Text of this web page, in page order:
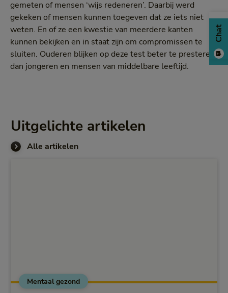
gemeten of mensen ‘wijs redeneren’. Daarbij werd
gekeken of mensen kunnen toegeven dat ze iets niet
weten. En of ze een kwestie van meerdere kanten
kunnen bekijken en in staat zijn om compromissen te
sluiten. Ouderen blijken op deze test beter te presteren
dan jongeren en mensen van middelbare leeftijd.
Uitgelichte artikelen
Alle artikelen
Mentaal gezond
Chat